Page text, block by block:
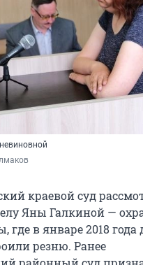
краевой суд
Яны Галкиной —
в январе 2018 года
резню. Ранее